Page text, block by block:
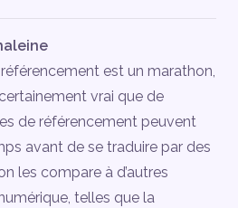
est un marathon,
vrai que de
de référencement peuvent
avant de se traduire par des
les compare à d’autres
telles que la